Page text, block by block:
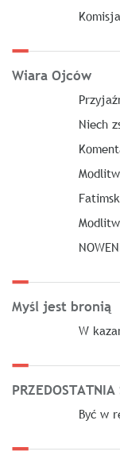
Wiara Ojców
Niech
Myśl jest bronią
W
PRZEDOSTATNIA
Być w